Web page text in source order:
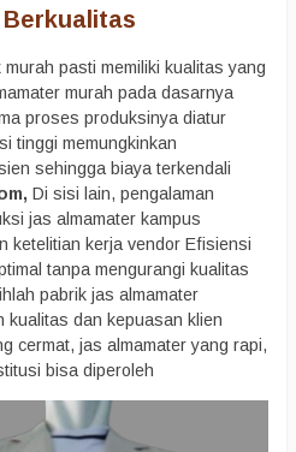
pasti memiliki kualitas yang
murah pada dasarnya
proses produksinya diatur
tinggi memungkinkan
sehingga biaya terkendali
Di sisi lain, pengalaman
jas almamater kampus
ketelitian kerja vendor Efisiensi
tanpa mengurangi kualitas
pabrik jas almamater
kualitas dan kepuasan klien
cermat, jas almamater yang rapi,
bisa diperoleh